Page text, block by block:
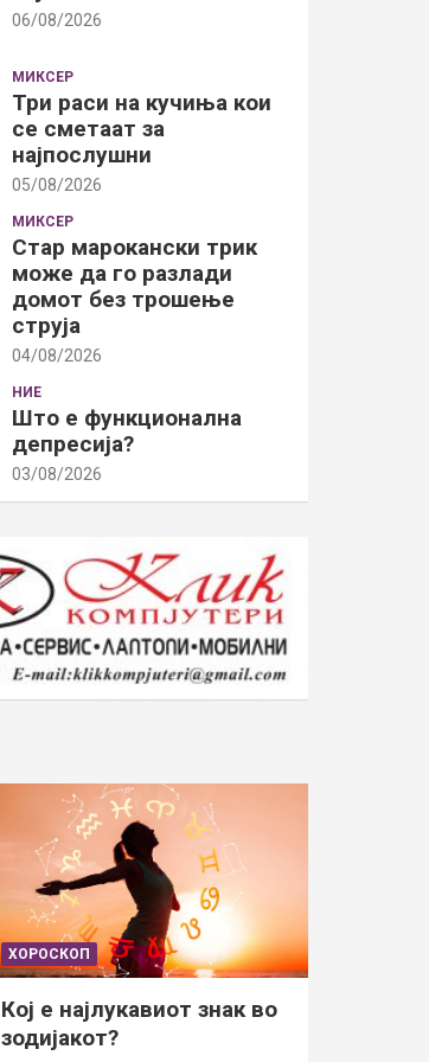
06/08/2026
МИКСЕР
Три раси на кучиња кои
се сметаат за
најпослушни
05/08/2026
МИКСЕР
Стар марокански трик
може да го разлади
домот без трошење
струја
04/08/2026
НИЕ
Што е функционална
депресија?
03/08/2026
ХОРОСКОП
Кој е најлукавиот знак во
зодијакот?